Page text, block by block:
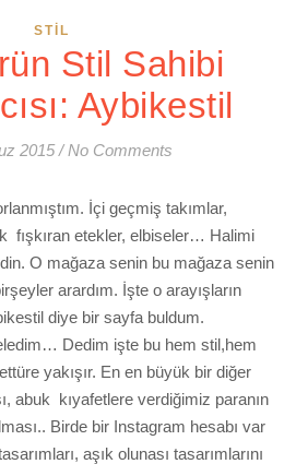
STIL
Stil Sahibi
Aybikestil
2015 / No Comments
İçi geçmiş takımlar,
fışkıran etekler, elbiseler… Halimi
O mağaza senin bu mağaza senin
arardım. İşte o arayışların
diye bir sayfa buldum.
Dedim işte bu hem stil,hem
yakışır. En en büyük bir diğer
abuk kıyafetlere verdiğimiz paranın
Birde bir Instagram hesabı var
aşık olunası tasarımlarını